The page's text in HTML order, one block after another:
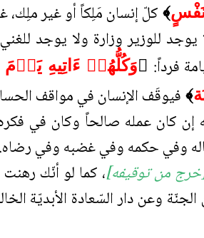
﴾ كلّ إنسان مَلِكاً أو غير ملِك،
يوجد للوزير وزارة ولا يوجد
فرداً: ﴿وَكُلُّهُمۡ ءَاتِيهِ
﴾ فيوقَف الإنسان في مواقف
كان عمله صالحاً وكان في
وفي حكمه وفي غضبه وفي رضاه.
من توقيفه]، كما لو أنّك
وعن دار السّعادة الأبديّة